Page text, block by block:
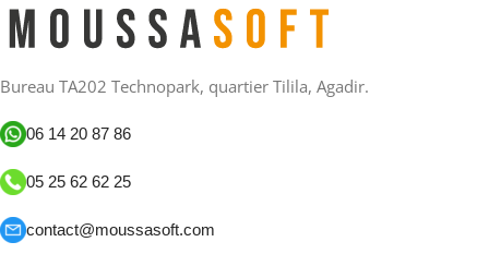
Bureau TA202 Technopark, quartier Tilila, Agadir.
06 14 20 87 86
05 25 62 62 25
contact@moussasoft.com